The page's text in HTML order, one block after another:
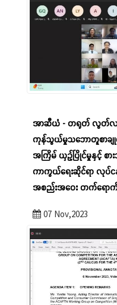
အာဆီယံ - တရုတ် လွတ်လ
ကုန်သွယ်မှုသဘောတူစာခ
အကြိမ် ယှဉ်ပြိုင်မှုနှင့် စာ
ကာကွယ်ရေးဆိုင်ရာ လုပ်
အစည်းအဝေး တက်ရောက်
07 Nov,2023